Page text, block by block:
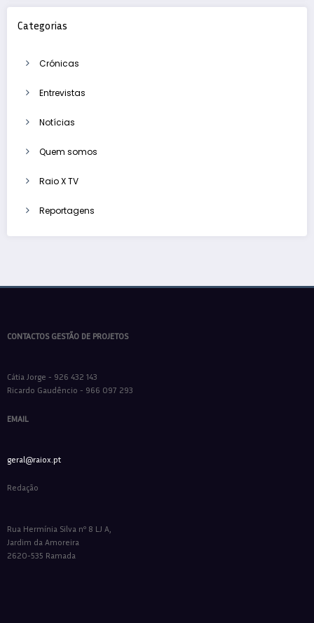
Categorias
Crónicas
Entrevistas
Notícias
Quem somos
Raio X TV
Reportagens
CONTACTOS GESTÃO DE PROJETOS
Cátia Jorge - 926 432 143
Ricardo Gaudêncio - 966 097 293
EMAIL
geral@raiox.pt
Redação
Rua Hermínia Silva nº 8 LJ A,
Jardim da Amoreira
2620-535 Ramada